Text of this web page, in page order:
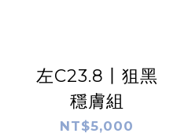
左C23.8丨狙黑
穩膚組
NT$5,000